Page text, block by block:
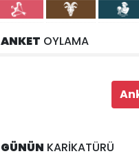
ANKET OYLAMA
GÜNÜN KARİKATÜRÜ